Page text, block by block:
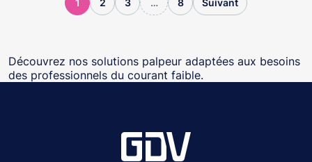
1 2 3 … 8 Suivant
Découvrez nos solutions palpeur adaptées aux besoins
des professionnels du courant faible.